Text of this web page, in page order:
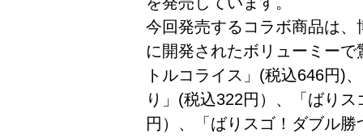
今回発売するコラボ商品は
に開発されたボリューミー
トルコライス」(税込646円)
り」(税込322円）、「ばり
円）、「ばりスゴ！ダブル